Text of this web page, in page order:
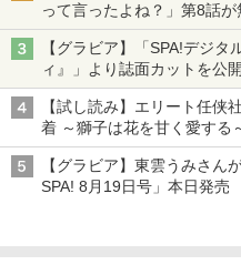
って言ったよね？」第8話
【グラビア】「SPA!デジ
ィ』」より誌面カットを公開
【試し読み】エリート任侠
着 ～獅子は花を甘く愛する
【グラビア】東雲うみさん
SPA! 8月19日号」本日発売